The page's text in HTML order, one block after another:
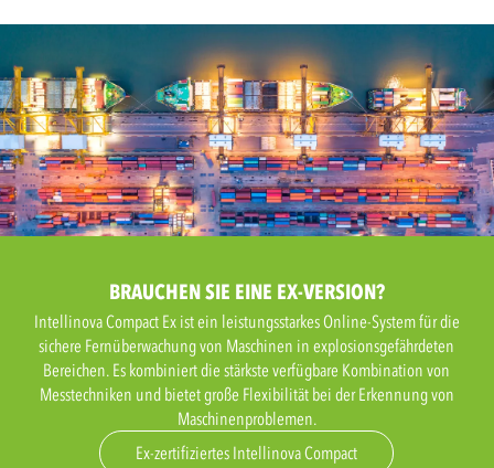
BRAUCHEN SIE EINE EX-VERSION?
Intellinova Compact Ex ist ein leistungsstarkes Online-System für die
sichere Fernüberwachung von Maschinen in explosionsgefährdeten
Bereichen. Es kombiniert die stärkste verfügbare Kombination von
Messtechniken und bietet große Flexibilität bei der Erkennung von
Maschinenproblemen.
Ex-zertifiziertes Intellinova Compact